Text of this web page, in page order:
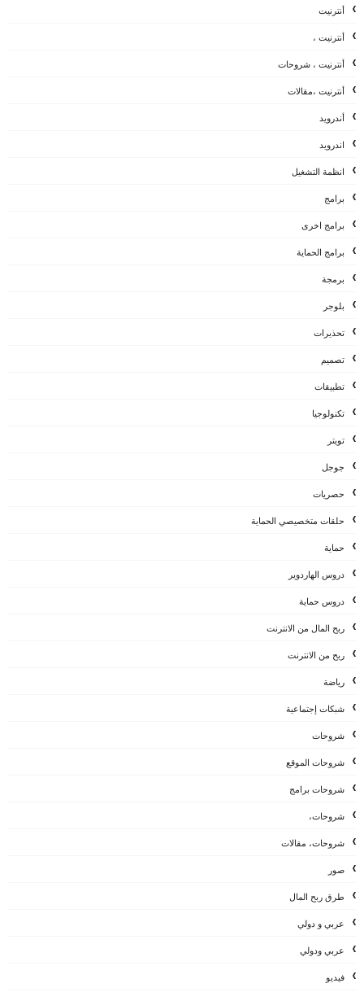
أنترنيت
أنترنيت ،
أنترنيت ، شروحات
أنترنيت ،مقالات
أندرويد
اندرويد
انظمة التشغيل
برامج
برامج اخرى
برامج الحماية
برمجة
بلوجر
تحذيرات
تصميم
تطبيقات
تكنولوجيا
تويتر
جوجل
حصريات
حلقات متخصيصي الحماية
حماية
دروس الهاردوير
دروس حماية
ربح المال من الانترنت
ربح من الانترنت
رياضة
شبكات إجتماعية
شروحات
شروحات الموقع
شروحات برامج
شروحات،
شروحات، مقالات
صور
طرق ربح المال
عربي و دولي
عربي ودولي
فيديو